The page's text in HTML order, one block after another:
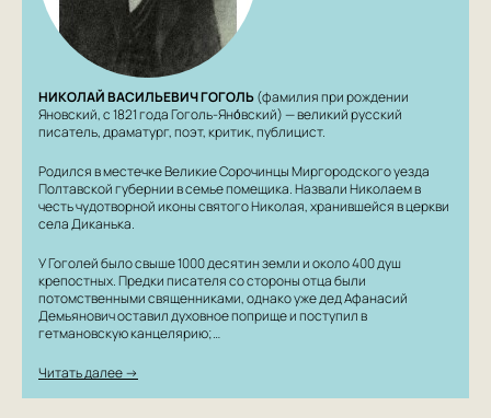
НИКОЛАЙ ВАСИЛЬЕВИЧ ГОГОЛЬ(фамилия при рождении
Яновский, с 1821 года Гоголь-Яно́вский) — великий русский
писатель, драматург, поэт, критик, публицист.
Родился в местечке Великие Сорочинцы Миргородского уезда
Полтавской губернии в семье помещика. Назвали Николаем в
честь чудотворной иконы святого Николая, хранившейся в церкви
села Диканька.
У Гоголей было свыше 1000 десятин земли и около 400 душ
крепостных. Предки писателя со стороны отца были
потомственными священниками, однако уже дед Афанасий
Демьянович оставил духовное поприще и поступил в
гетмановскую канцелярию;…
Читать далее →